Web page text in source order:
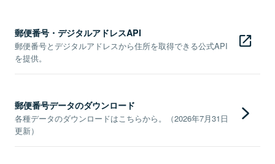
郵便番号・デジタルアドレスAPI
郵便番号とデジタルアドレスから住所を取得できる公式API
を提供。
郵便番号データのダウンロード
各種データのダウンロードはこちらから。（2026年7月31日
更新）